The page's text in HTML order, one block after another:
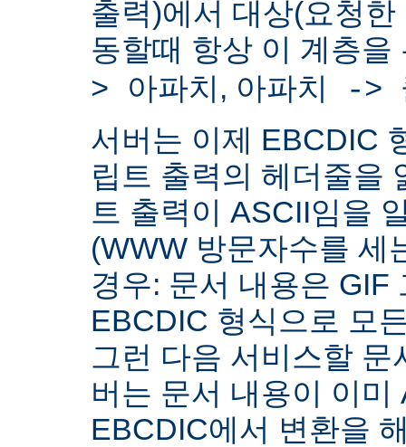
출력)에서 대상(요청
동할때 항상 이 계층
> 아파치 , 아파치 ->
서버는 이제 EBCDIC
립트 출력의 헤더줄을
트 출력이 ASCII임을
(WWW 방문자수를 세
경우: 문서 내용은 GIF
EBCDIC 형식으로 모
그런 다음 서비스할 문
버는 문서 내용이 이미
EBCDIC에서 변환을